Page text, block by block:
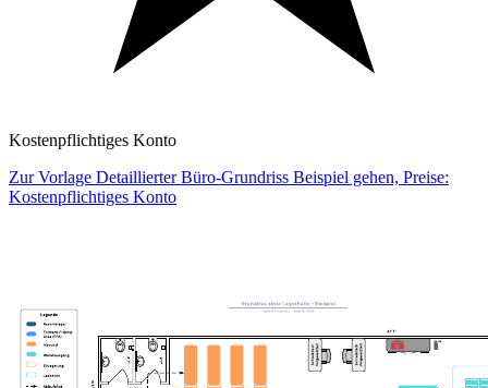
Kostenpflichtiges Konto
Zur Vorlage Detaillierter Büro-Grundriss Beispiel gehen, Preise:
Kostenpflichtiges Konto